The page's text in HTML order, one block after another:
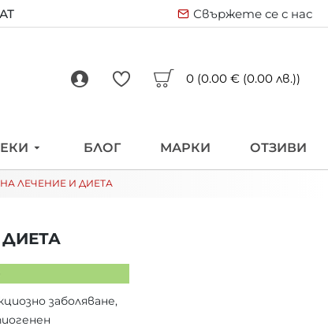
Свържете се с нас
0 (0.00 € (0.00 лв.))
БЛОГ МАРКИ ОТЗИВИ
ЛЕЧЕНИЕ И ДИЕТА
заболяване,